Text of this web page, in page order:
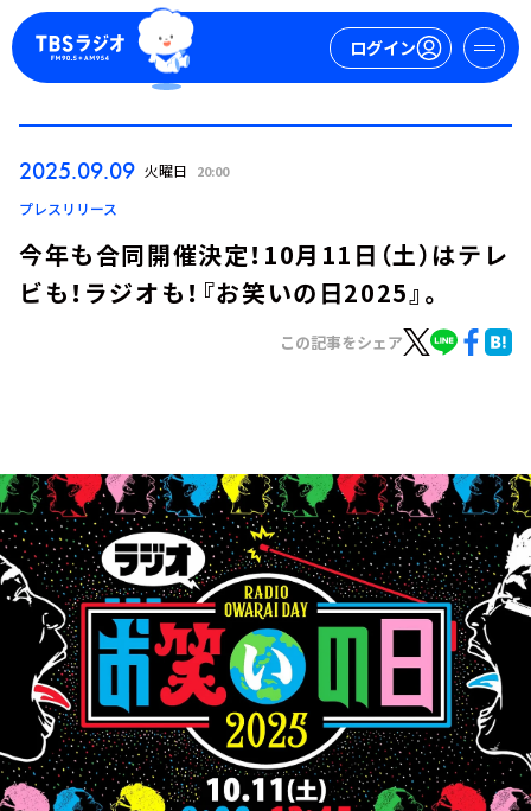
ログイン
トピックス
TBS Podcast
お知らせ
イベント・グッズ
YouTube
会社情報
2025.09.09 火曜日 20:00
プレスリリース
今年も合同開催決定！10月11日（土）はテレ
ビも！ラジオも！『お笑いの日2025』。
この記事をシェア